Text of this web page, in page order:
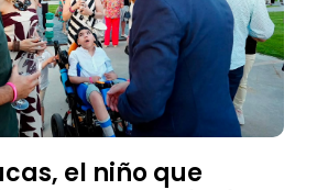
el niño que